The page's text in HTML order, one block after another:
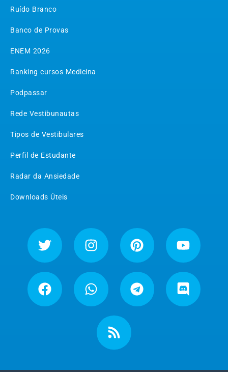
Ruído Branco
Banco de Provas
ENEM 2026
Ranking cursos Medicina
Podpassar
Rede Vestibunautas
Tipos de Vestibulares
Perfil de Estudante
Radar da Ansiedade
Downloads Úteis